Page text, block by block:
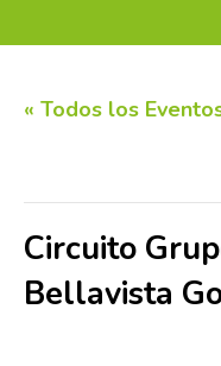
« Todos los
Circuito
Bellavista